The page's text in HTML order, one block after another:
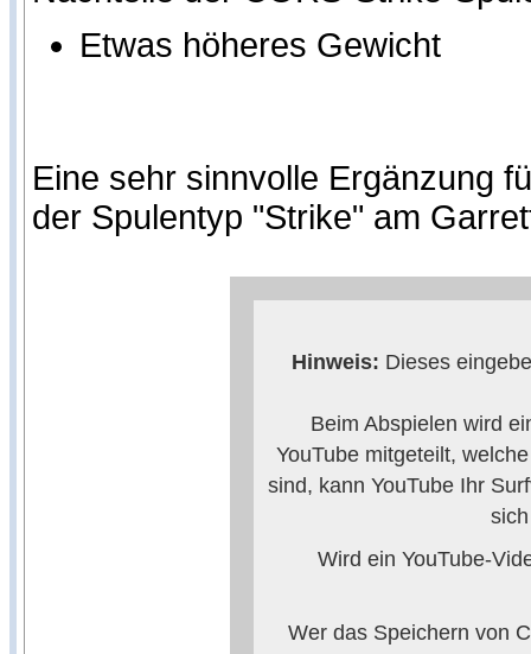
Etwas höheres Gewicht
Eine sehr sinnvolle Ergänzung
der Spulentyp "Strike" am
Hinweis: Dieses
Beim Abspielen wird
YouTube mitgeteilt,
sind, kann YouTube Ihr
Wird ein YouTube-
Wer das Speichern von